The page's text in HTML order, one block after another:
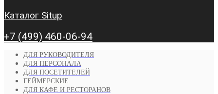
Каталог Situp
+7 (499) 460-06-94
ДЛЯ РУКОВОДИТЕЛЯ
ДЛЯ ПЕРСОНАЛА
ДЛЯ ПОСЕТИТЕЛЕЙ
ГЕЙМЕРСКИЕ
ДЛЯ КАФЕ И РЕСТОРАНОВ